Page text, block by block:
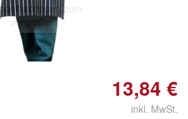
antippen zum
vergrößern
13,84 €
inkl. MwSt.